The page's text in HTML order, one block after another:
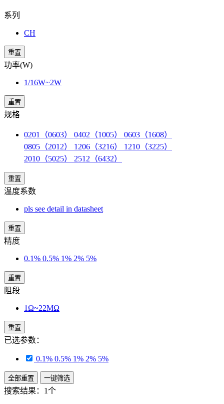
系列
CH
重置
功率(W)
1/16W~2W
重置
规格
0201（0603） 0402（1005） 0603（1608）
0805（2012） 1206（3216） 1210（3225）
2010（5025） 2512（6432）
重置
温度系数
pls see detail in datasheet
重置
精度
0.1% 0.5% 1% 2% 5%
重置
阻段
1Ω~22MΩ
重置
已选参数：
0.1% 0.5% 1% 2% 5%
全部重置 一键筛选
搜索结果： 1个